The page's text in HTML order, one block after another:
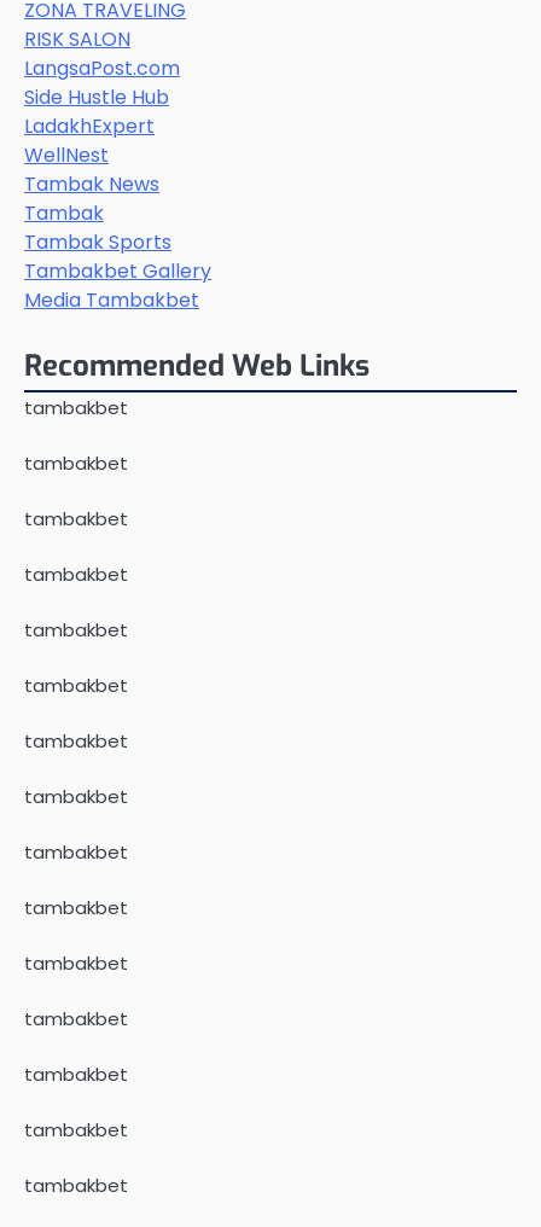
ZONA TRAVELING
RISK SALON
LangsaPost.com
Side Hustle Hub
LadakhExpert
WellNest
Tambak News
Tambak
Tambak Sports
Tambakbet Gallery
Media Tambakbet
Recommended Web Links
tambakbet
tambakbet
tambakbet
tambakbet
tambakbet
tambakbet
tambakbet
tambakbet
tambakbet
tambakbet
tambakbet
tambakbet
tambakbet
tambakbet
tambakbet